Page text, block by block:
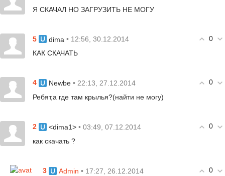
Я СКАЧАЛ НО ЗАГРУЗИТЬ НЕ МОГУ
0
5 dima • 12:56, 30.12.2014
КАК СКАЧАТЬ
0
4 Newbe • 22:13, 27.12.2014
Ребят,а где там крылья?(найти не могу)
0
2 <dima1> • 03:49, 07.12.2014
как скачать ?
0
3 Admin • 17:27, 26.12.2014